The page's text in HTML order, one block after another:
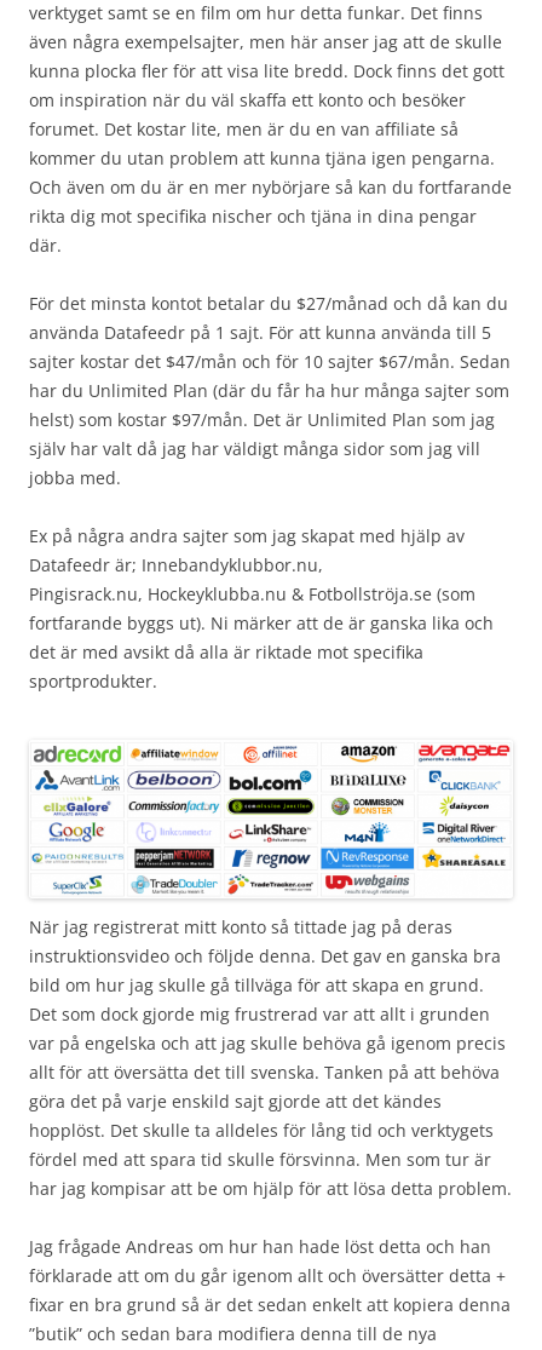
verktyget samt se en film om hur detta funkar. Det finns
även några exempelsajter, men här anser jag att de skulle
kunna plocka fler för att visa lite bredd. Dock finns det gott
om inspiration när du väl skaffa ett konto och besöker
forumet. Det kostar lite, men är du en van affiliate så
kommer du utan problem att kunna tjäna igen pengarna.
Och även om du är en mer nybörjare så kan du fortfarande
rikta dig mot specifika nischer och tjäna in dina pengar
där.
För det minsta kontot betalar du $27/månad och då kan du
använda Datafeedr på 1 sajt. För att kunna använda till 5
sajter kostar det $47/mån och för 10 sajter $67/mån. Sedan
har du Unlimited Plan (där du får ha hur många sajter som
helst) som kostar $97/mån. Det är Unlimited Plan som jag
själv har valt då jag har väldigt många sidor som jag vill
jobba med.
Ex på några andra sajter som jag skapat med hjälp av
Datafeedr är; Innebandyklubbor.nu,
Pingisrack.nu, Hockeyklubba.nu & Fotbollströja.se (som
fortfarande byggs ut). Ni märker att de är ganska lika och
det är med avsikt då alla är riktade mot specifika
sportprodukter.
När jag registrerat mitt konto så tittade jag på deras
instruktionsvideo och följde denna. Det gav en ganska bra
bild om hur jag skulle gå tillväga för att skapa en grund.
Det som dock gjorde mig frustrerad var att allt i grunden
var på engelska och att jag skulle behöva gå igenom precis
allt för att översätta det till svenska. Tanken på att behöva
göra det på varje enskild sajt gjorde att det kändes
hopplöst. Det skulle ta alldeles för lång tid och verktygets
fördel med att spara tid skulle försvinna. Men som tur är
har jag kompisar att be om hjälp för att lösa detta problem.
Jag frågade Andreas om hur han hade löst detta och han
förklarade att om du går igenom allt och översätter detta +
fixar en bra grund så är det sedan enkelt att kopiera denna
”butik” och sedan bara modifiera denna till de nya